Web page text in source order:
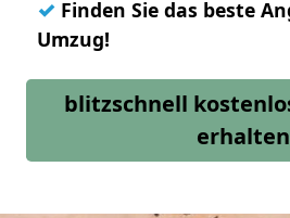
✓ Finden Sie das beste
Umzug!
blitzschnell
erhalten